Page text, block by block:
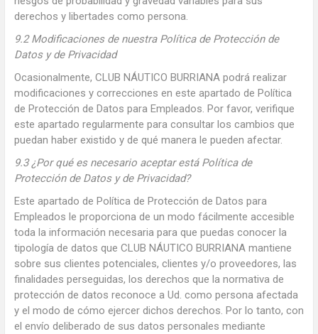
derechos y libertades como persona.
9.2 Modificaciones de nuestra Política de Protección de
Datos y de Privacidad
Ocasionalmente, CLUB NÁUTICO BURRIANA podrá realizar
modificaciones y correcciones en este apartado de Política
de Protección de Datos para Empleados. Por favor, verifique
este apartado regularmente para consultar los cambios que
puedan haber existido y de qué manera le pueden afectar.
9.3 ¿Por qué es necesario aceptar está Política de
Protección de Datos y de Privacidad?
Este apartado de Política de Protección de Datos para
Empleados le proporciona de un modo fácilmente accesible
toda la información necesaria para que puedas conocer la
tipología de datos que CLUB NÁUTICO BURRIANA mantiene
sobre sus clientes potenciales, clientes y/o proveedores, las
finalidades perseguidas, los derechos que la normativa de
protección de datos reconoce a Ud. como persona afectada
y el modo de cómo ejercer dichos derechos. Por lo tanto, con
el envío deliberado de sus datos personales mediante